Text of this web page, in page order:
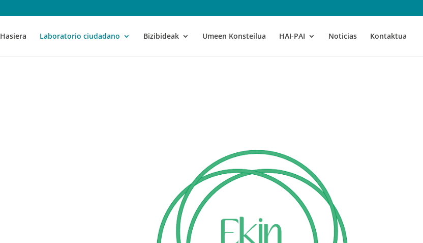
Hasiera Laboratorio ciudadano Bizibideak Umeen Konsteilua HAI-PAI Noticias Kontaktua